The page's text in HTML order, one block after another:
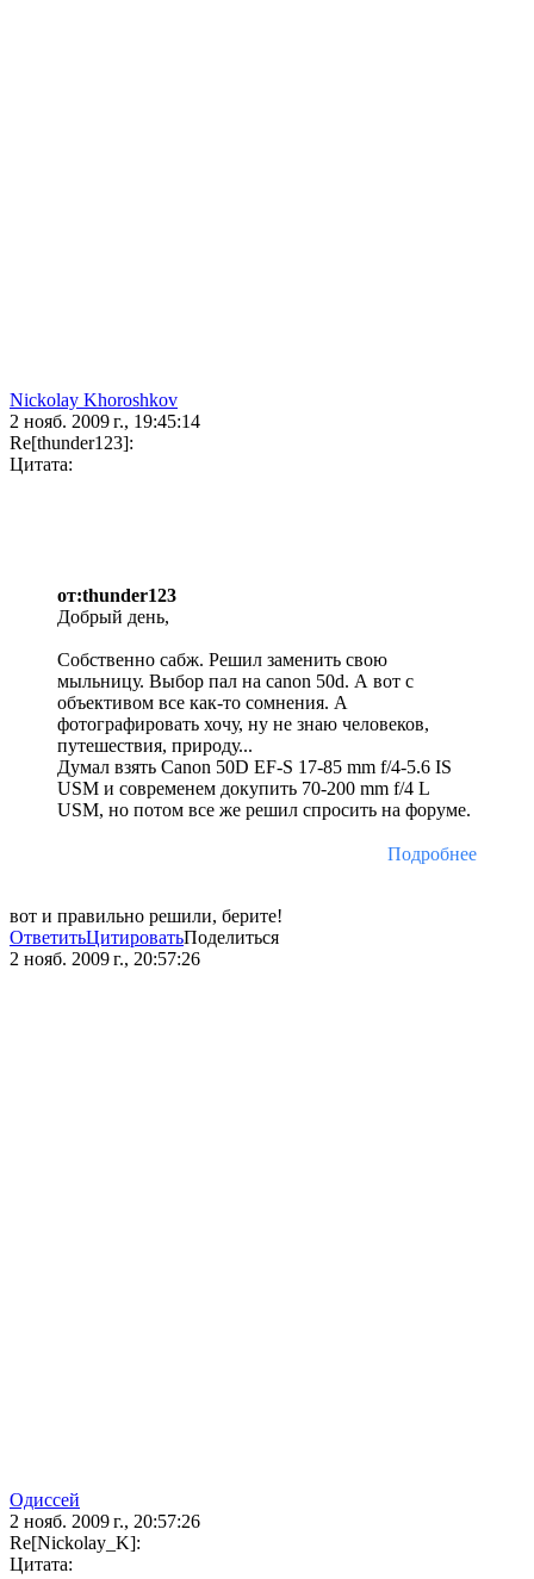
Nickolay Khoroshkov
2 нояб. 2009 г., 19:45:14
Re[thunder123]:
Цитата:
от:thunder123
Добрый день,
Собственно сабж. Решил заменить свою
мыльницу. Выбор пал на canon 50d. А вот с
объективом все как-то сомнения. А
фотографировать хочу, ну не знаю человеков,
путешествия, природу...
Думал взять Canon 50D EF-S 17-85 mm f/4-5.6 IS
USM и современем докупить 70-200 mm f/4 L
USM, но потом все же решил спросить на форуме.
Подробнее
вот и правильно решили, берите!
ОтветитьЦитироватьПоделиться
2 нояб. 2009 г., 20:57:26
Одиссей
2 нояб. 2009 г., 20:57:26
Re[Nickolay_K]:
Цитата: